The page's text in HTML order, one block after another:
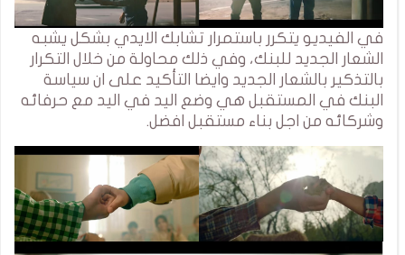
في الفيديو يتكرر باستمرار تشابك الايدي بشكل يشبه
الشعار الجديد للبنك، وفي ذلك محاولة من خلال التكرار
بالتذكير بالشعار الجديد وايضا التأكيد على ان سياسة
البنك في المستقبل هي وضع اليد في اليد مع حرفائه
وشركائه من اجل بناء مستقبل افضل.